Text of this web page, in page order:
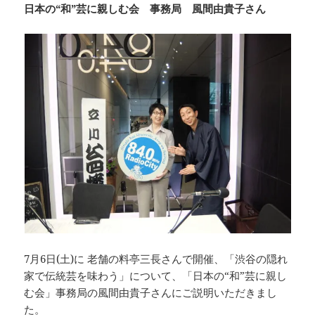
日本の“和”芸に親しむ会 事務局 風間由貴子さん
7月6日(土)に 老舗の料亭三長さんで開催、「渋谷の隠れ
家で伝統芸を味わう」について、「日本の“和”芸に親し
む会」事務局の風間由貴子さんにご説明いただきまし
た。